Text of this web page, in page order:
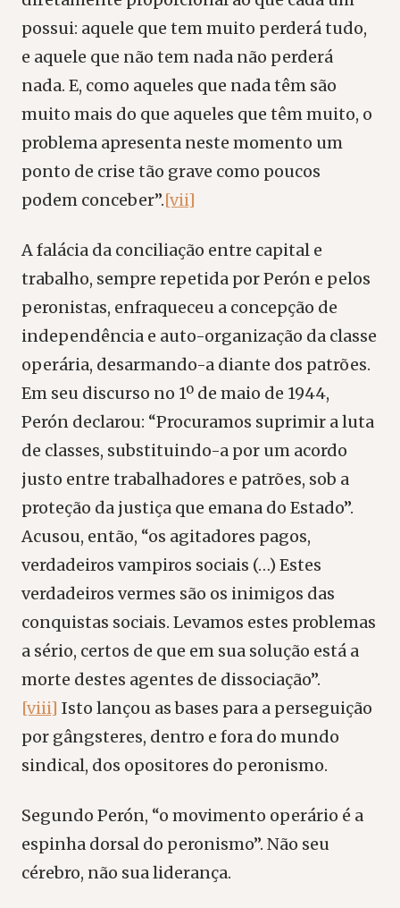
possui: aquele que tem muito perderá tudo,
e aquele que não tem nada não perderá
nada. E, como aqueles que nada têm são
muito mais do que aqueles que têm muito, o
problema apresenta neste momento um
ponto de crise tão grave como poucos
podem conceber”.[vii]
A falácia da conciliação entre capital e
trabalho, sempre repetida por Perón e pelos
peronistas, enfraqueceu a concepção de
independência e auto-organização da classe
operária, desarmando-a diante dos patrões.
Em seu discurso no 1º de maio de 1944,
Perón declarou: “Procuramos suprimir a luta
de classes, substituindo-a por um acordo
justo entre trabalhadores e patrões, sob a
proteção da justiça que emana do Estado”.
Acusou, então, “os agitadores pagos,
verdadeiros vampiros sociais (…) Estes
verdadeiros vermes são os inimigos das
conquistas sociais. Levamos estes problemas
a sério, certos de que em sua solução está a
morte destes agentes de dissociação”.
[viii] Isto lançou as bases para a perseguição
por gângsteres, dentro e fora do mundo
sindical, dos opositores do peronismo.
Segundo Perón, “o movimento operário é a
espinha dorsal do peronismo”. Não seu
cérebro, não sua liderança.